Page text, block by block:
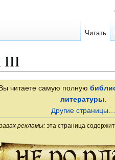
III
читаете самую полную
литературы.
Другие страницы…
рекламы: эта страница
Читать